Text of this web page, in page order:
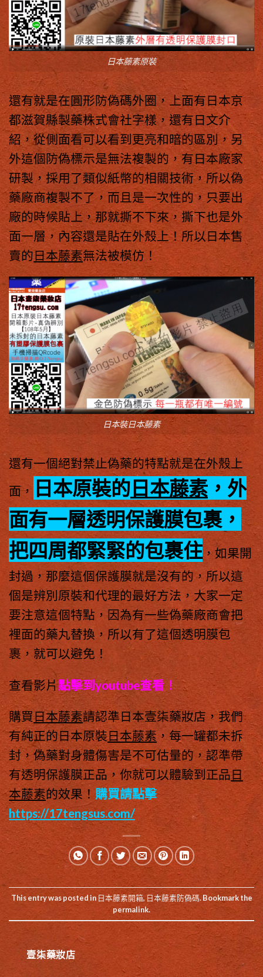
日本藤素原裝
還有就是在圓形防偽碼外圈，上面有日本京
都滋賀縣製藥株式會社字樣，還有日文介
紹，從側面看可以看到更亮和暗的區別，另
外這個防偽標示是無法複製的，有日本廠家
研製，採用了類似紙幣的相關技術，所以偽
藥廠商複製不了，而且是一次性的，只要出
廠的時候貼上，那就撕不下來，撕下也是外
面一層，內容還是貼在外殼上！所以日本售
賣的日本藤素無法被模仿！
日本裝日本藤素
還有一個絕對禁止偽藥的特點就是在外殼上
面， 日本原裝的日本藤素 ，外
面有一層透明保護膜包裹，
把四周都緊緊的包裹住 ，如果開
封過，那麼這個保護膜就是沒有的，所以這
個是辨別原裝和代理的最好方法，大家一定
要注意這個特點，因為有一些偽藥廠商會把
裡面的藥丸替換，所以有了這個透明膜包
裹，就可以避免！
查看影片點擊到youtube查看！
購買日本藤素請認準日本壹柒藥妝店，我們
有純正的日本原裝日本藤素 ，每一罐都未拆
封，偽藥對身體傷害是不可估量的，認準帶
有透明保護膜正品，你就可以體驗到正品日
本藤素的效果！ 購買請點擊
https://17tengsus.com/
This entry was posted in 日本藤素開箱, 日本藤素防偽碼. Bookmark the
permalink.
壹柒藥妝店